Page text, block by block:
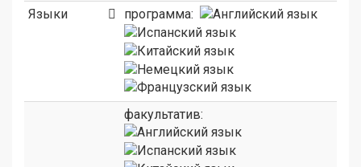
Языки
программа:
факультатив: